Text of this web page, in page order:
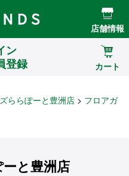
Hands ハンズ
店舗情報
ン
登録
カート
ららぽーと豊洲店
フロアガ
と豊洲店